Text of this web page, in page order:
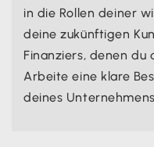
in die Rollen deiner
deine zukünftigen
Finanziers, denen du
Arbeite eine klare
deines